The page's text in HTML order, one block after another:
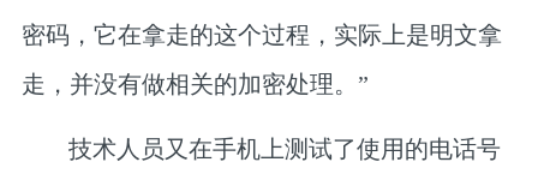
密码，它在拿走的这个过程，实际上是明文拿
走，并没有做相关的加密处理。”
技术人员又在手机上测试了使用的电话号